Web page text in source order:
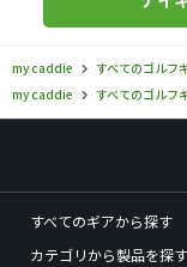
my caddie すべてのゴルフ
my caddie
すべてのゴルフ
すべてのギアから探す
カテゴリから製品を探す